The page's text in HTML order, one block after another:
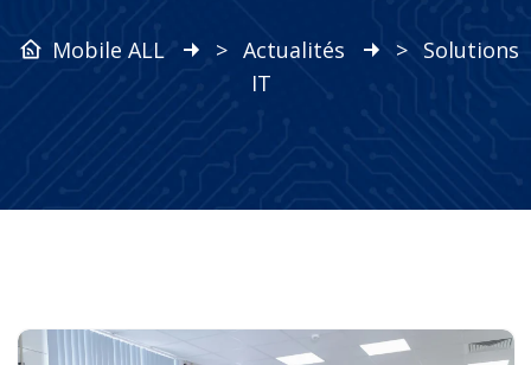
Mobile ALL > Actualités > Solutions
IT